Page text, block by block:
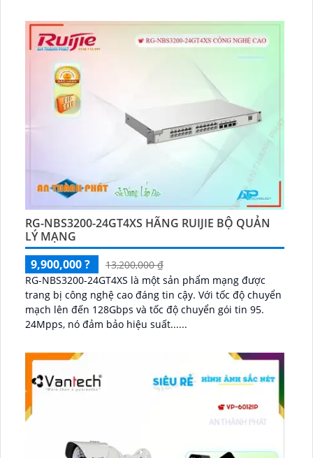
RG-NBS3200-24GT4XS HÃNG RUIJIE BỘ QUẢN
LÝ MẠNG
9,900,000 ?
13,200,000 ₫
RG-NBS3200-24GT4XS là một sản phẩm mạng được
trang bị công nghệ cao đáng tin cậy. Với tốc độ chuyển
mạch lên đến 128Gbps và tốc độ chuyển gói tin 95.
24Mpps, nó đảm bảo hiệu suất......